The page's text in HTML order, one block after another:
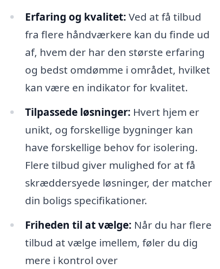
Erfaring og kvalitet: Ved at få tilbud
fra flere håndværkere kan du finde ud
af, hvem der har den største erfaring
og bedst omdømme i området, hvilket
kan være en indikator for kvalitet.
Tilpassede løsninger: Hvert hjem er
unikt, og forskellige bygninger kan
have forskellige behov for isolering.
Flere tilbud giver mulighed for at få
skræddersyede løsninger, der matcher
din boligs specifikationer.
Friheden til at vælge: Når du har flere
tilbud at vælge imellem, føler du dig
mere i kontrol over